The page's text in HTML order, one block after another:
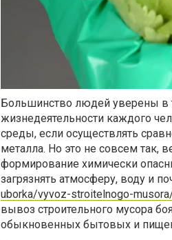
Большинство людей уверены в
жизнедеятельности каждого
среды, если осуществлять
металла. Но это не совсем так,
формирование химически
загрязнять атмосферу, воду и
uborka/vyvoz-stroitelnogo-
вывоз строительного мусора
обыкновенных бытовых и